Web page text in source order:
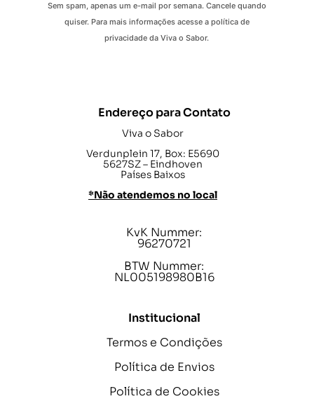
Sem spam, apenas um e-mail por semana. Cancele quando
quiser. Para mais informações acesse a política de
privacidade da Viva o Sabor.
Endereço para Contato
Viva o Sabor
Verdunplein 17, Box: E5690
5627SZ – Eindhoven
Países Baixos
*Não atendemos no local
KvK Nummer:
96270721
BTW Nummer:
NL005198980B16
Institucional
Termos e Condições
Política de Envios
Política de Cookies